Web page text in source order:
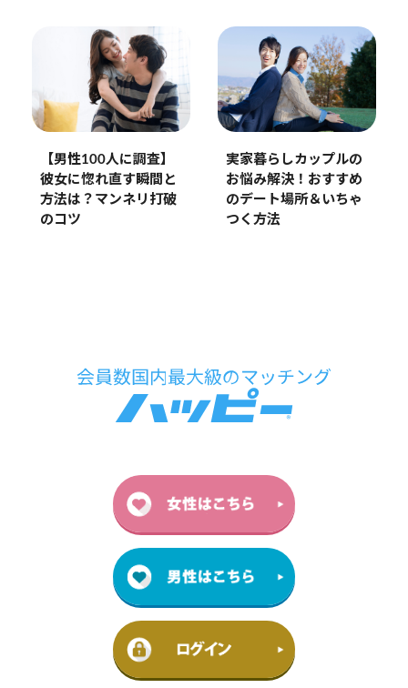
【男性100人に調査】
彼女に惚れ直す瞬間と
方法は？マンネリ打破
のコツ
実家暮らしカップルの
お悩み解決！おすすめ
のデート場所＆いちゃ
つく方法